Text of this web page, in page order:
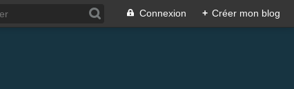
Connexion + Créer mon blog